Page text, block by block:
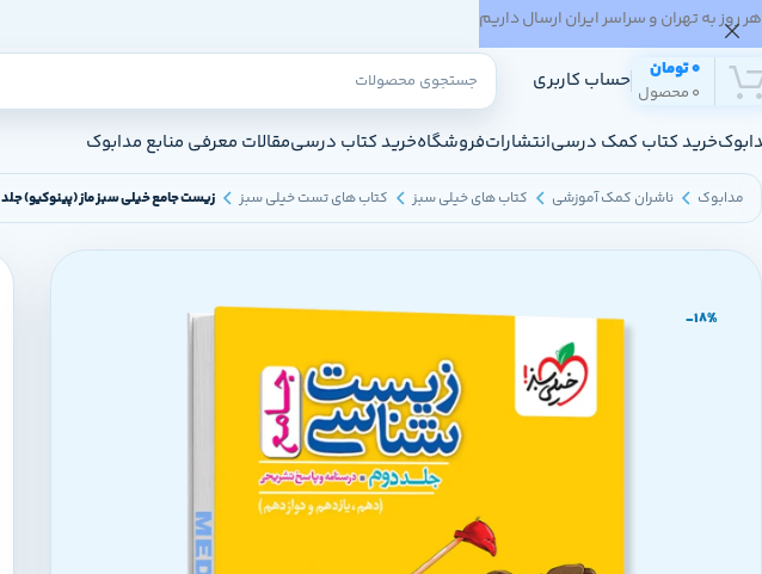
0 محصول
0تومان حساب کاربری
خرید کتاب کمک درسیانتشاراتفروشگاهخرید کتاب درسیمقالات معرفی منابع مدابوک
مدابوک ناشران کمک آموزشی کتاب های خیلی سبز کتاب های تست خیلی سبز زیست جامع خیلی سبز ماز (پینوکیو) جلد 2 ( پاسخ) کنکور 1406
-18%
هر روز به تهران و سراسر ایران ارسال داریم